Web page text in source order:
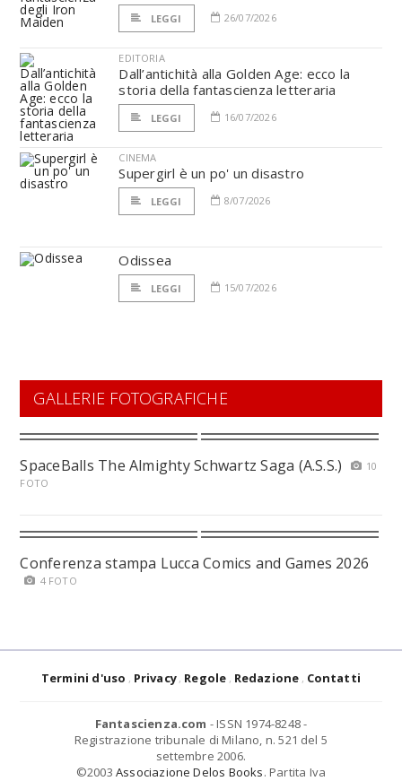
LEGGI 26/07/2026
EDITORIA
Dall’antichità alla Golden Age: ecco la
storia della fantascienza letteraria
LEGGI 16/07/2026
CINEMA
Supergirl è un po' un disastro
LEGGI 8/07/2026
Odissea
LEGGI 15/07/2026
GALLERIE FOTOGRAFICHE
SpaceBalls The Almighty Schwartz Saga (A.S.S.)
10
FOTO
Conferenza stampa Lucca Comics and Games 2026
4 FOTO
Termini d'uso Privacy Regole Redazione Contatti
Fantascienza.com - ISSN 1974-8248 -
Registrazione tribunale di Milano, n. 521 del 5
settembre 2006.
©2003 Associazione Delos Books. Partita Iva